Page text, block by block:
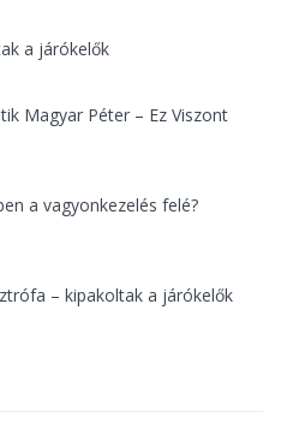
a járókelők
Magyar Péter – Ez Viszont
a vagyonkezelés felé?
– kipakoltak a járókelők